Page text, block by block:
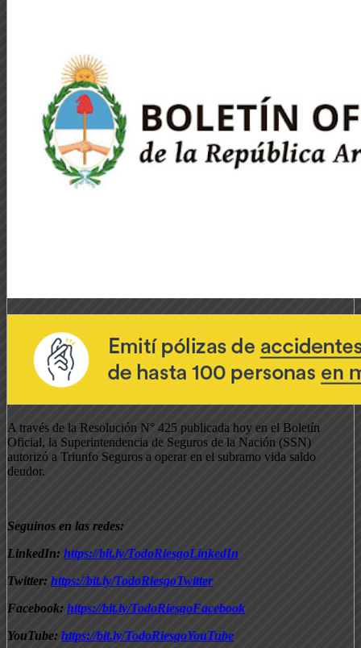
A través de la Resolución N° 425 publicada hoy en el Boletín
Oficial, la Superintendencia de Seguros de la Nación (SSN)
autorizó a Triunfo Seguros a operar en el subramo vida saldo
deudor.
Seguinos en las redes:
LinkedIn: https://bit.ly/TodoRiesgoLinkedIn
Twitter: https://bit.ly/TodoRiesgoTwitter
Facebook: https://bit.ly/TodoRiesgoFacebook
YouTube: https://bit.ly/TodoRiesgoYouTube